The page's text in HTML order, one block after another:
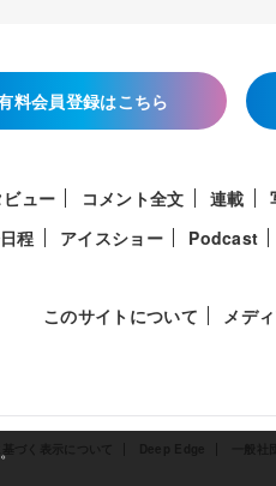
料会員登録はこちら
ュー コメント全文 連載
程
アイスショー Podcast
このサイトについて メデ
づく表示について